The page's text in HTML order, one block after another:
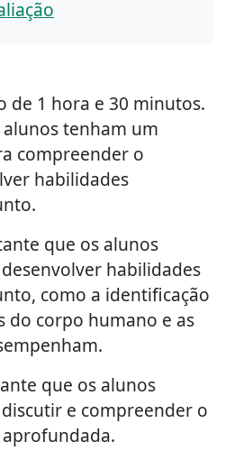
de 1 hora e 30 minutos.
tenham um
compreender o
habilidades
que os alunos
habilidades
como a identificação
do corpo humano e as
que os alunos
e compreender o